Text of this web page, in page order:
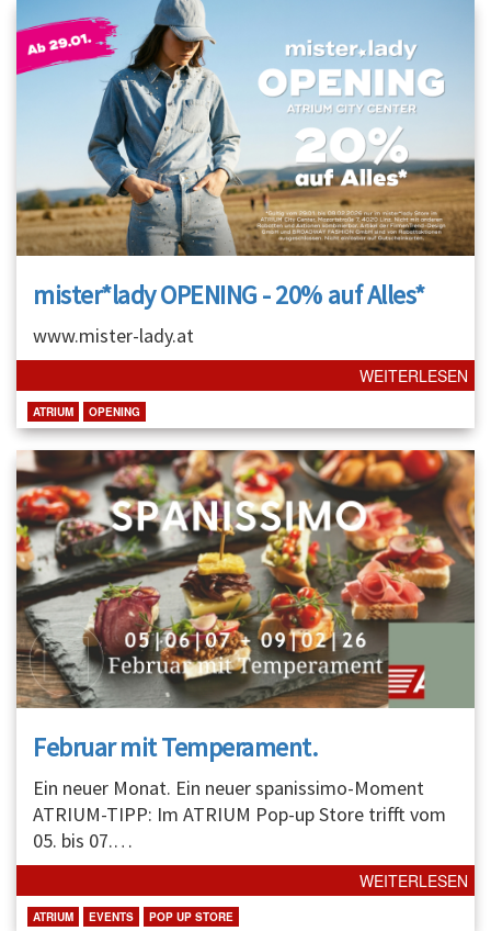
mister*lady OPENING - 20% auf Alles*
www.mister-lady.at
WEITERLESEN
ATRIUM OPENING
Februar mit Temperament.
Ein neuer Monat. Ein neuer spanissimo-Moment
ATRIUM-TIPP: Im ATRIUM Pop-up Store trifft vom
05. bis 07.…
WEITERLESEN
ATRIUM EVENTS POP UP STORE